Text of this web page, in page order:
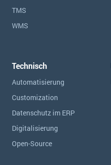
TMS
WMS
Technisch
Automatisierung
Customization
Datenschutz im ERP
Digitalisierung
Open-Source